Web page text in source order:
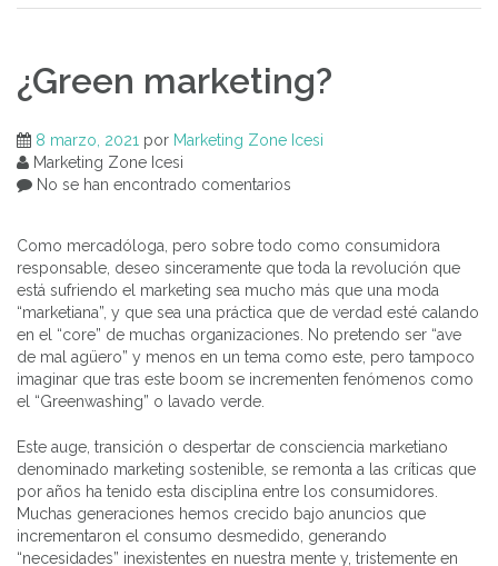
¿Green marketing?
8 marzo, 2021 por Marketing Zone Icesi
Marketing Zone Icesi
No se han encontrado comentarios
Como mercadóloga, pero sobre todo como consumidora
responsable, deseo sinceramente que toda la revolución que
está sufriendo el marketing sea mucho más que una moda
“marketiana”, y que sea una práctica que de verdad esté calando
en el “core” de muchas organizaciones. No pretendo ser “ave
de mal agüero” y menos en un tema como este, pero tampoco
imaginar que tras este boom se incrementen fenómenos como
el “Greenwashing” o lavado verde.
Este auge, transición o despertar de consciencia marketiano
denominado marketing sostenible, se remonta a las críticas que
por años ha tenido esta disciplina entre los consumidores.
Muchas generaciones hemos crecido bajo anuncios que
incrementaron el consumo desmedido, generando
“necesidades” inexistentes en nuestra mente y, tristemente en